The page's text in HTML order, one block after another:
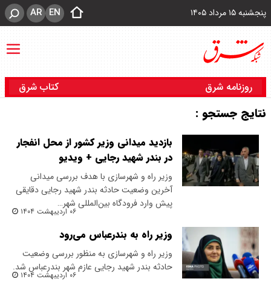
پنجشنبه ۱۵ مرداد ۱۴۰۵ EN
AR
روزنامه شرق کتاب شرق
نتایج جستجو :
بازدید میدانی وزیر کشور از محل انفجار
در بندر شهید رجایی + ویدیو
وزیر راه و شهرسازی با هدف بررسی میدانی
آخرین وضعیت حادثه بندر شهید رجایی دقایقی
پیش وارد فرودگاه بین‌المللی شهر…
۰۶ اردیبهشت ۱۴۰۴
وزیر راه به بندرعباس می‌رود
وزیر راه و شهرسازی به منظور بررسی وضعیت
حادثه بندر شهید رجایی عازم شهر بندرعباس شد.
۰۶ اردیبهشت ۱۴۰۴